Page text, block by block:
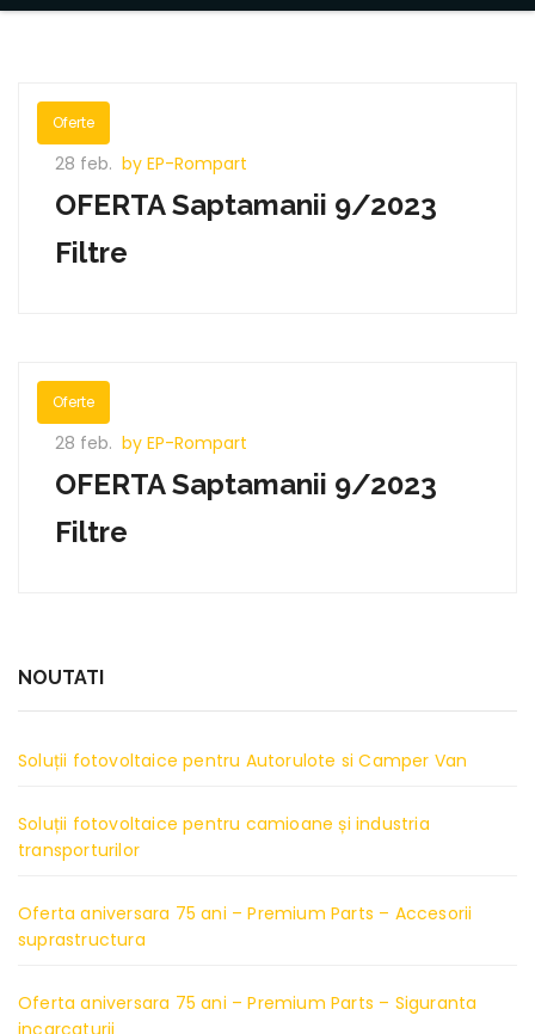
Oferte
28 feb. by EP-Rompart
OFERTA Saptamanii 9/2023
Filtre
Oferte
28 feb. by EP-Rompart
OFERTA Saptamanii 9/2023
Filtre
NOUTATI
Soluții fotovoltaice pentru Autorulote si Camper Van
Soluții fotovoltaice pentru camioane și industria
transporturilor
Oferta aniversara 75 ani – Premium Parts – Accesorii
suprastructura
Oferta aniversara 75 ani – Premium Parts – Siguranta
incarcaturii